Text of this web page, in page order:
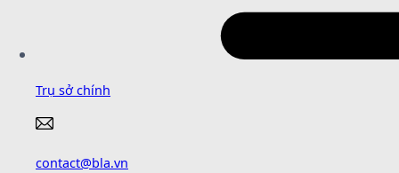
Trụ sở chính
contact@bla.vn